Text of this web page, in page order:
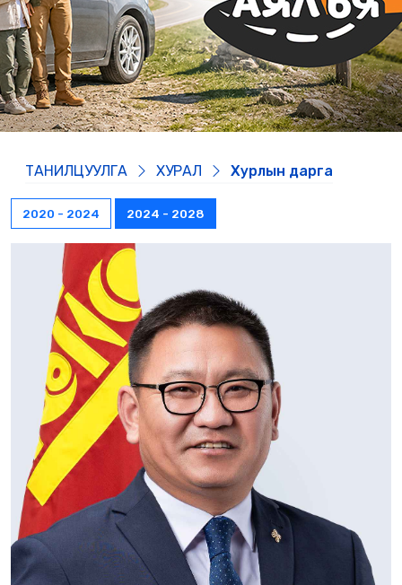
ТАНИЛЦУУЛГА ХУРАЛ Хурлын дарга
2020 - 2024 2024 - 2028